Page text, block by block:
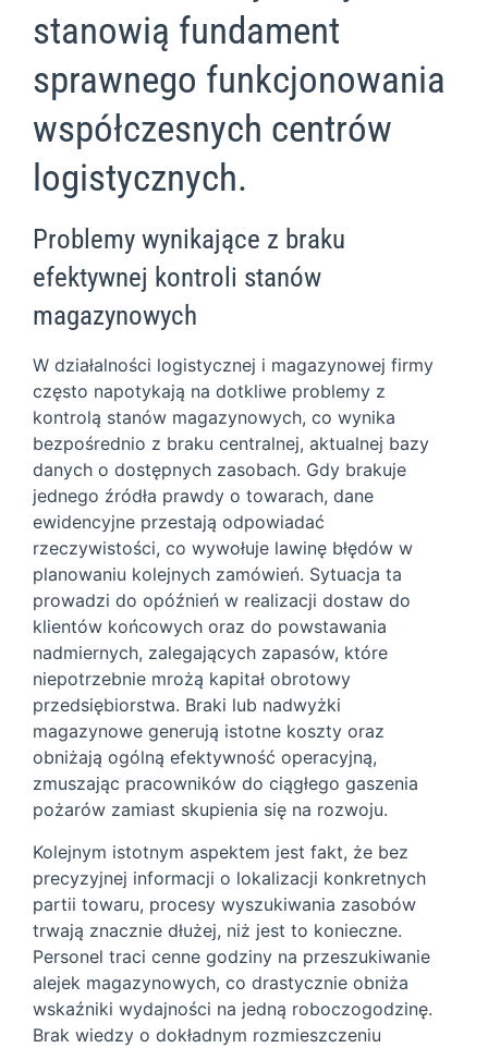
stanowią fundament
sprawnego funkcjonowania
współczesnych centrów
logistycznych.
Problemy wynikające z braku
efektywnej kontroli stanów
magazynowych
W działalności logistycznej i magazynowej firmy
często napotykają na dotkliwe problemy z
kontrolą stanów magazynowych, co wynika
bezpośrednio z braku centralnej, aktualnej bazy
danych o dostępnych zasobach. Gdy brakuje
jednego źródła prawdy o towarach, dane
ewidencyjne przestają odpowiadać
rzeczywistości, co wywołuje lawinę błędów w
planowaniu kolejnych zamówień. Sytuacja ta
prowadzi do opóźnień w realizacji dostaw do
klientów końcowych oraz do powstawania
nadmiernych, zalegających zapasów, które
niepotrzebnie mrożą kapitał obrotowy
przedsiębiorstwa. Braki lub nadwyżki
magazynowe generują istotne koszty oraz
obniżają ogólną efektywność operacyjną,
zmuszając pracowników do ciągłego gaszenia
pożarów zamiast skupienia się na rozwoju.
Kolejnym istotnym aspektem jest fakt, że bez
precyzyjnej informacji o lokalizacji konkretnych
partii towaru, procesy wyszukiwania zasobów
trwają znacznie dłużej, niż jest to konieczne.
Personel traci cenne godziny na przeszukiwanie
alejek magazynowych, co drastycznie obniża
wskaźniki wydajności na jedną roboczogodzinę.
Brak wiedzy o dokładnym rozmieszczeniu